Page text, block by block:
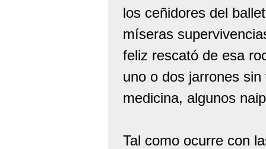
los ceñidores del
míseras
feliz rescató de esa
uno o dos jarrones
medicina, algunos
Tal como ocurre con